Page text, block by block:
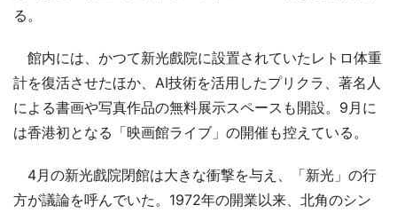
る。
館内には、かつて新光戲院に設置されていたレトロ体重
計を復活させたほか、AI技術を活用したプリクラ、著名人
による書画や写真作品の無料展示スペースも開設。9月に
は香港初となる「映画館ライブ」の開催も控えている。
4月の新光戲院閉館は大きな衝撃を与え、「新光」の行
方が議論を呼んでいた。1972年の開業以来、北角のシン